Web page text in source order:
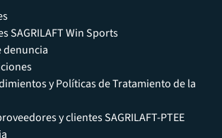
SAGRILAFT Win Sports
denuncia
y Políticas de Tratamiento de la
y clientes SAGRILAFT-PTEE